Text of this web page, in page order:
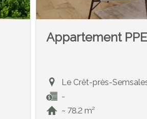
Appartement PPE
Le Crêt-près-
-
~ 78.2 m²